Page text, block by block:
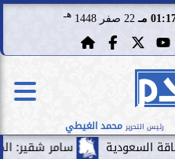
مـ 22 صفر 1448 هـ
رئيس التحرير محمد الغيطي
سامر شقير: الممرات